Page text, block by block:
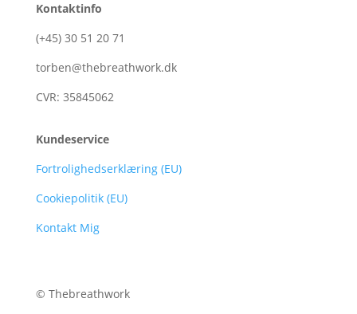
Kontaktinfo
(+45) 30 51 20 71
torben@thebreathwork.dk
CVR: 35845062
Kundeservice
Fortrolighedserklæring (EU)
Cookiepolitik (EU)
Kontakt Mig
© Thebreathwork